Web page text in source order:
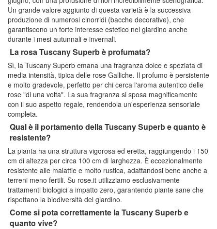
Un grande valore aggiunto di questa varietà è la successiva
produzione di numerosi cinorridi (bacche decorative), che
garantiscono un forte interesse estetico nel giardino anche
durante i mesi autunnali e invernali.
La rosa Tuscany Superb è profumata?
Sì, la Tuscany Superb emana una fragranza dolce e speziata di
media intensità, tipica delle rose Galliche. Il profumo è persistente
e molto gradevole, perfetto per chi cerca l'aroma autentico delle
rose "di una volta". La sua fragranza si sposa magnificamente
con il suo aspetto regale, rendendola un'esperienza sensoriale
completa.
Qual è il portamento della Tuscany Superb e quanto è
resistente?
La pianta ha una struttura vigorosa ed eretta, raggiungendo i 150
cm di altezza per circa 100 cm di larghezza. È eccezionalmente
resistente alle malattie e molto rustica, adattandosi bene anche a
terreni meno fertili. Su rose.it utilizziamo esclusivamente
trattamenti biologici a impatto zero, garantendo piante sane che
rispettano la biodiversità del giardino.
Come si pota correttamente la Tuscany Superb e
quanto vive?